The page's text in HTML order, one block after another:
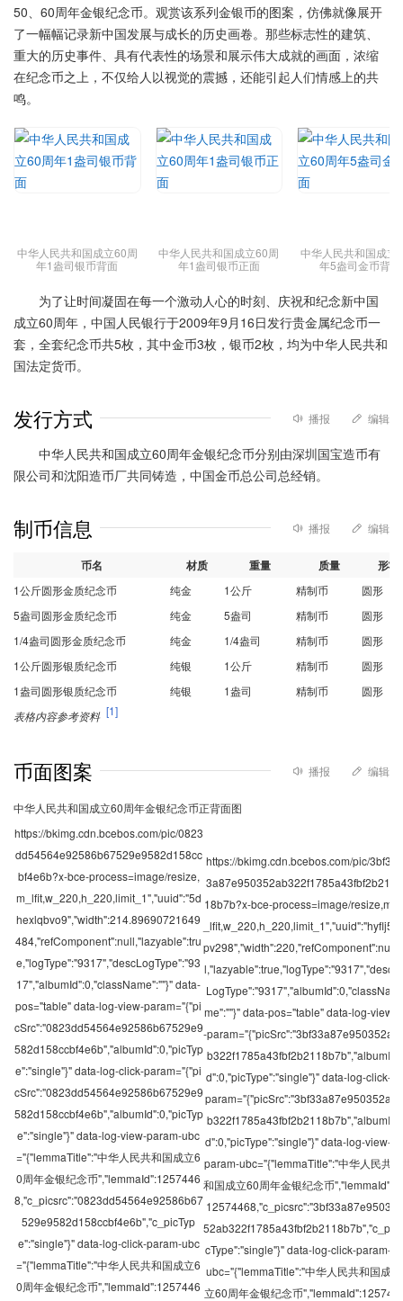
50、60周年金银纪念币。观赏该系列金银币的图案，仿佛就像展开
了一幅幅记录新中国发展与成长的历史画卷。那些标志性的建筑、
重大的历史事件、具有代表性的场景和展示伟大成就的画面，浓缩
在纪念币之上，不仅给人以视觉的震撼，还能引起人们情感上的共
鸣。
中华人民共和国成立60周
年1盎司银币背面
中华人民共和国成立60周
年1盎司银币正面
中华人民共和国成立
年5盎司金币背面
为了让时间凝固在每一个激动人心的时刻、庆祝和纪念新中国
成立60周年，中国人民银行于2009年9月16日发行贵金属纪念币一
套，全套纪念币共5枚，其中金币3枚，银币2枚，均为中华人民共和
国法定货币。
发行方式 播报 编辑
中华人民共和国成立60周年金银纪念币分别由深圳国宝造币有
限公司和沈阳造币厂共同铸造， 中国金币总公司总经销。
制币信息 播报 编辑
币名 材质 重量 质量 形状
1公斤圆形金质纪念币 纯金 1公斤 精制币
圆形
5盎司圆形金质纪念币
纯金 5盎司 精制币
圆形
1/4盎司圆形金质纪念币
纯金 1/4盎司 精制币
圆形
1公斤圆形银质纪念币
纯银 1公斤 精制币
圆形
1盎司圆形银质纪念币
纯银 1盎司 精制币
圆形
表格内容参考资料 [1]
币面图案 播报 编辑
中华人民共和国成立60周年金银纪念币正背面图
https://bkimg.cdn.bcebos.com/pic/0823
dd54564e92586b67529e9582d158cc
bf4e6b?x-bce-process=image/resize,
m_lfit,w_220,h_220,limit_1","uuid":"5d
hexlqbvo9","width":214.89690721649
484,"refComponent":null,"lazyable":tru
e,"logType":"9317","descLogType":"93
17","albumId":0,"className":""}" data-
pos="table" data-log-view-param="{"pi
cSrc":"0823dd54564e92586b67529e9
582d158ccbf4e6b","albumId":0,"picTyp
e":"single"}" data-log-click-param="{"pi
cSrc":"0823dd54564e92586b67529e9
582d158ccbf4e6b","albumId":0,"picTyp
e":"single"}" data-log-view-param-ubc
="{"lemmaTitle":"中华人民共和国成立6
0周年金银纪念币","lemmaId":1257446
8,"c_picsrc":"0823dd54564e92586b67
529e9582d158ccbf4e6b","c_picTyp
e":"single"}" data-log-click-param-ubc
="{"lemmaTitle":"中华人民共和国成立6
0周年金银纪念币","lemmaId":1257446
https://bkimg.cdn.bcebos.com/pic/3bf3
3a87e950352ab322f1785a43fbf2b21
18b7b?x-bce-process=image/resize,m
_lfit,w_220,h_220,limit_1","uuid":"hyflj5
pv298","width":220,"refComponent":nul
l,"lazyable":true,"logType":"9317","desc
LogType":"9317","albumId":0,"classNa
me":""}" data-pos="table" data-log-view
-param="{"picSrc":"3bf33a87e950352a
b322f1785a43fbf2b2118b7b","albumI
d":0,"picType":"single"}" data-log-click-
param="{"picSrc":"3bf33a87e950352a
b322f1785a43fbf2b2118b7b","albumI
d":0,"picType":"single"}" data-log-view-
param-ubc="{"lemmaTitle":"中华人民共
和国成立60周年金银纪念币","lemmaId":
12574468,"c_picsrc":"3bf33a87e9503
52ab322f1785a43fbf2b2118b7b","c_pi
cType":"single"}" data-log-click-param-
ubc="{"lemmaTitle":"中华人民共和国成
立60周年金银纪念币","lemmaId":12574